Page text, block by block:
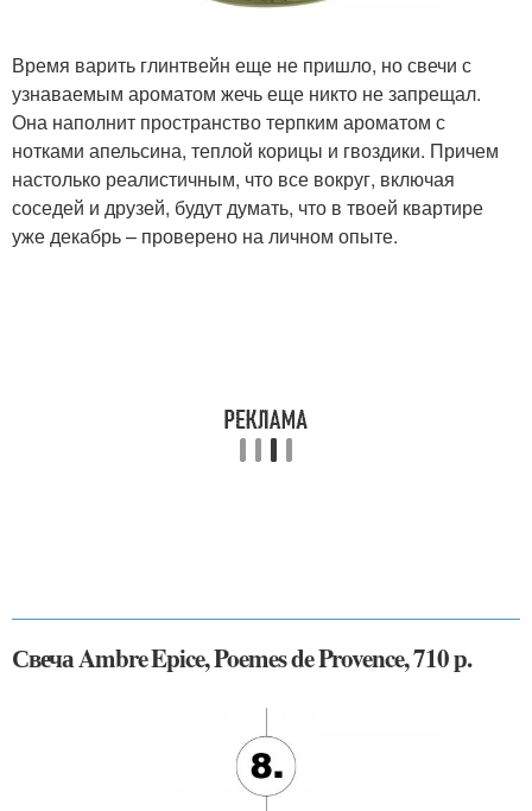
Время варить глинтвейн еще не пришло, но свечи с
узнаваемым ароматом жечь еще никто не запрещал.
Она наполнит пространство терпким ароматом с
нотками апельсина, теплой корицы и гвоздики. Причем
настолько реалистичным, что все вокруг, включая
соседей и друзей, будут думать, что в твоей квартире
уже декабрь – проверено на личном опыте.
Свеча Ambre Epice, Poemes de Provence, 710 р.